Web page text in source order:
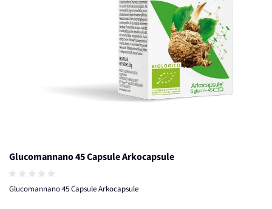
Glucomannano 45 Capsule Arkocapsule
Glucomannano 45 Capsule Arkocapsule